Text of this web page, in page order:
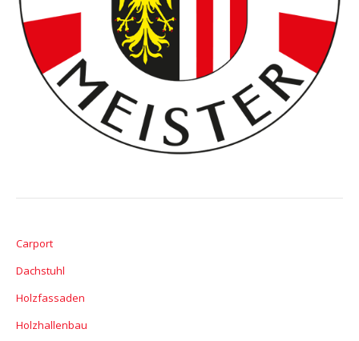
Carport
Dachstuhl
Holzfassaden
Holzhallenbau